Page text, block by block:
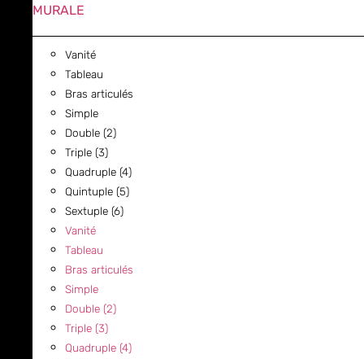
MURALE
Vanité
Tableau
Bras articulés
Simple
Double (2)
Triple (3)
Quadruple (4)
Quintuple (5)
Sextuple (6)
Vanité
Tableau
Bras articulés
Simple
Double (2)
Triple (3)
Quadruple (4)